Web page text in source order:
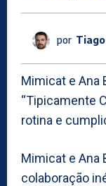
por
Mimicat e Ana
“Tipicamente
rotina e
Mimicat e Ana
colaboração